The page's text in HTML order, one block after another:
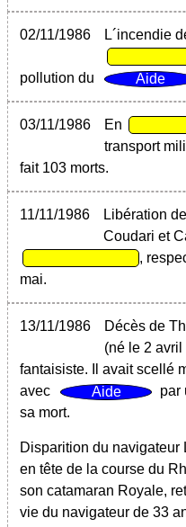
02/11/1986
L´incendie
pollution du
03/11/1986 En
transport
fait 103 morts.
11/11/1986
Libération
Coudari et
,
mai.
13/11/1986
Décès de
(né le 2
fantaisiste. Il avait scellé
avec
par
sa mort.
Disparition du navigateur
en tête de la course du
son catamaran Royale,
vie du navigateur de 33